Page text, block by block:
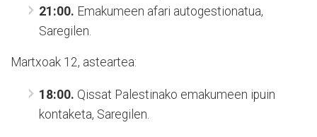
21:00. Emakumeen afari autogestionatua,
Saregilen.
Martxoak 12, asteartea:
18:00. Qissat Palestinako emakumeen ipuin
kontaketa, Saregilen.